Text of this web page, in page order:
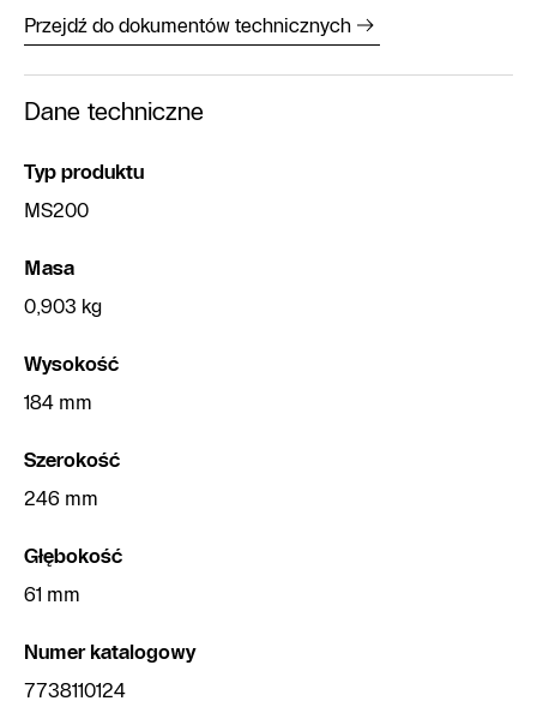
Przejdź do dokumentów technicznych
Dane techniczne
Typ produktu
MS200
Masa
0,903 kg
Wysokość
184 mm
Szerokość
246 mm
Głębokość
61 mm
Numer katalogowy
7738110124